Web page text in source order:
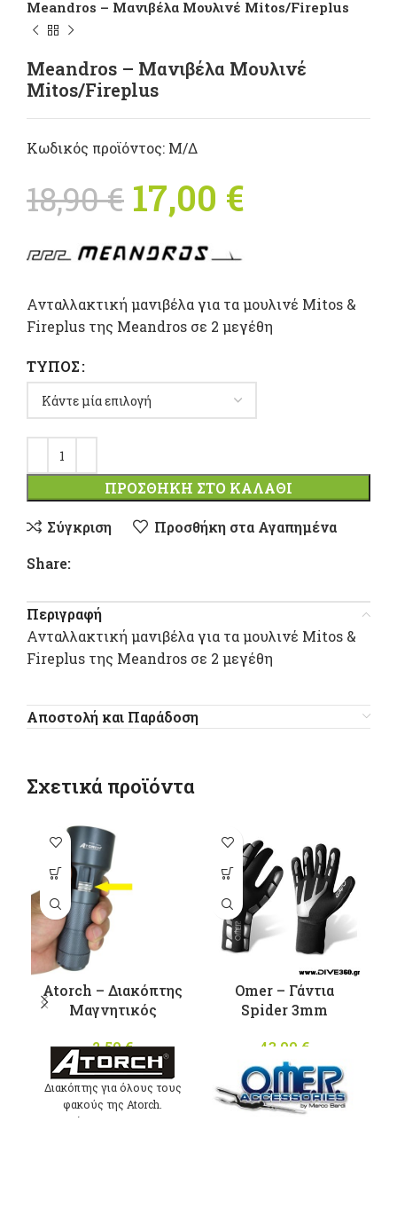
Meandros – Μανιβέλα Μουλινέ Mitos/Fireplus
Meandros – Μανιβέλα Μουλινέ
Mitos/Fireplus
Κωδικός προϊόντος: Μ/Δ
18,90€ Original price
was: 18,90 €.
17,00 €
είναι:
Ανταλλακτική μανιβέλα για τα μουλινέ Mitos &
Fireplus της Meandros σε 2 μεγέθη
ΤΎΠΟΣ
ΠΡΟΣΘΉΚΗ ΣΤΟ ΚΑΛΆΘΙ
Σύγκριση
Προσθήκη στα Αγαπημένα
Share:
Περιγραφή
Ανταλλακτική μανιβέλα για τα μουλινέ Mitos &
Fireplus της Meandros σε 2 μεγέθη
Αποστολή και Παράδοση
Σχετικά προϊόντα
Atorch – Διακόπτης
Μαγνητικός
2,50€
Διακόπτης για όλους τους
φακούς της Atorch.
Κατάλληλος για TC03,
Omer – Γάντια
Spider 3mm
43,00 €
Αυτό το
προϊόν έχει
πολλαπλές
παραλλαγές.
Οι επιλογές
επιλεγούν
στη σελίδα
του
προϊόντος